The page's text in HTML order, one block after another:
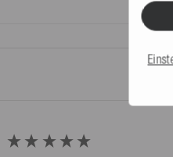
Bedingungen, sofern das bei uns